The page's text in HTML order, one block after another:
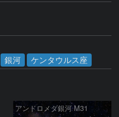
銀河 ケンタウルス座
アンドロメダ銀河 M31